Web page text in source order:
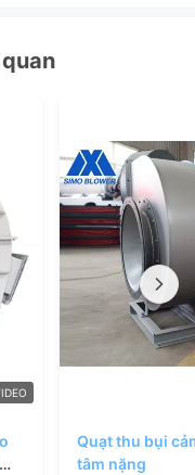
Quạt thu bụi
tâm nặng